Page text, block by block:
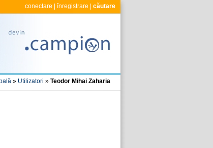
conectare înregistrare căutare
» Utilizatori » Teodor Mihai Zaharia